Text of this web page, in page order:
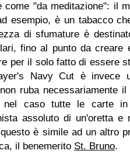
come "da meditazione": il
esempio, è un tabacco
di sfumature è
fino al punto da creare
per il solo fatto di essere
Navy Cut è invece
ruba necessariamente il
nel caso tutte le carte
assoluto di un'oretta e
è simile ad un altro
il benemerito St. Bruno.